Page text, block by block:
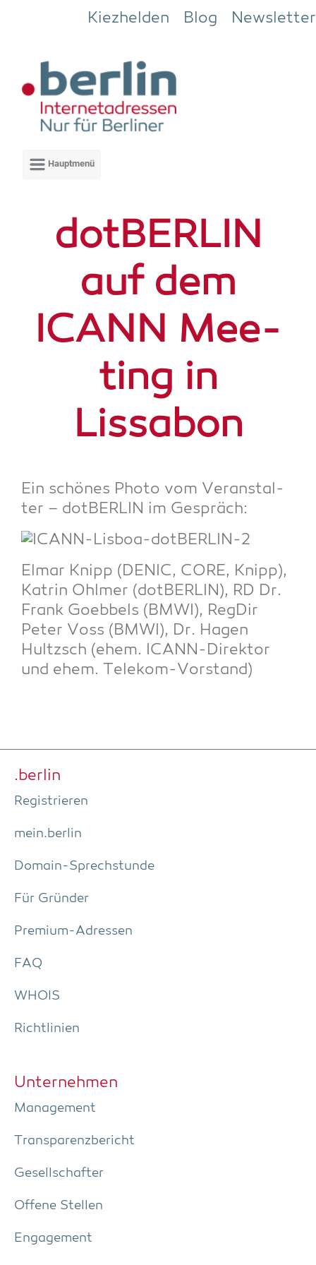
Zum Hauptinhalt springen
Kiezhelden Blog Newsletter
dot­BER­LIN
auf dem
ICANN Mee­
ting in
Lissabon
Ein schö­nes Pho­to vom Ver­an­stal­
ter – dot­BER­LIN im Gespräch:
Elmar Knipp (DENIC, CORE, Knipp),
Kat­rin Ohl­mer (dot­BER­LIN), RD Dr.
Frank Goeb­bels (BMWI), Reg­Dir
Peter Voss (BMWI), Dr. Hagen
Hultzsch (ehem. ICANN-Direk­tor
und ehem. Telekom-Vorstand)
.ber­lin
Regis­trie­ren
mein.berlin
Domain-Sprech­stun­de
Für Grün­der
Pre­­mi­um-Adres­­sen
FAQ
WHOIS
Richt­li­ni­en
Unter­neh­men
Manage­ment
Trans­pa­renz­be­richt
Gesell­schaf­ter
Offe­ne Stellen
Enga­ge­ment